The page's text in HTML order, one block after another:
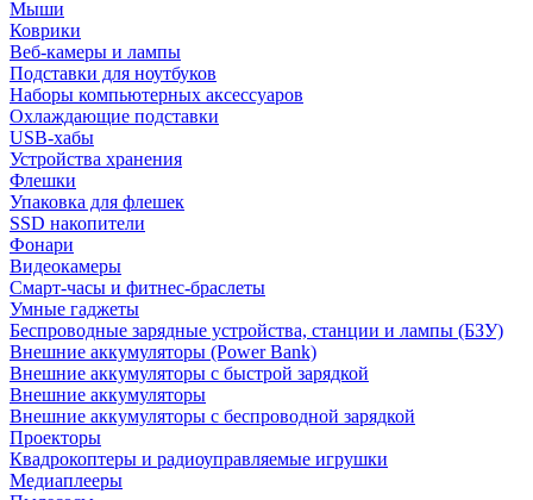
Мыши
Коврики
Веб-камеры и лампы
Подставки для ноутбуков
Наборы компьютерных аксессуаров
Охлаждающие подставки
USB-хабы
Устройства хранения
Флешки
Упаковка для флешек
SSD накопители
Фонари
Видеокамеры
Смарт-часы и фитнес-браслеты
Умные гаджеты
Беспроводные зарядные устройства, станции и лампы (БЗУ)
Внешние аккумуляторы (Power Bank)
Внешние аккумуляторы с быстрой зарядкой
Внешние аккумуляторы
Внешние аккумуляторы с беспроводной зарядкой
Проекторы
Квадрокоптеры и радиоуправляемые игрушки
Медиаплееры